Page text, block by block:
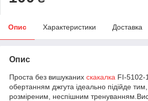
Опис Характеристики Доставка
Опис
Проста без вишуканих скакалка FI-5102-
обертанням джгута ідеально підійде
розміреним, неспішним